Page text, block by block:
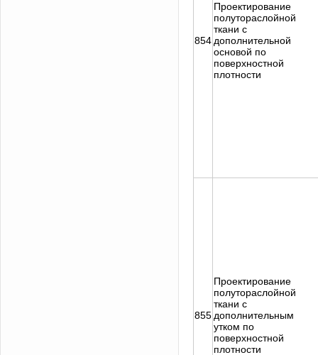
854
Проектирование
полутораслойной
ткани с
дополнительной
основой по
поверхностной
плотности
855
Проектирование
полутораслойной
ткани с
дополнительным
утком по
поверхностной
плотности
Задать вопрос